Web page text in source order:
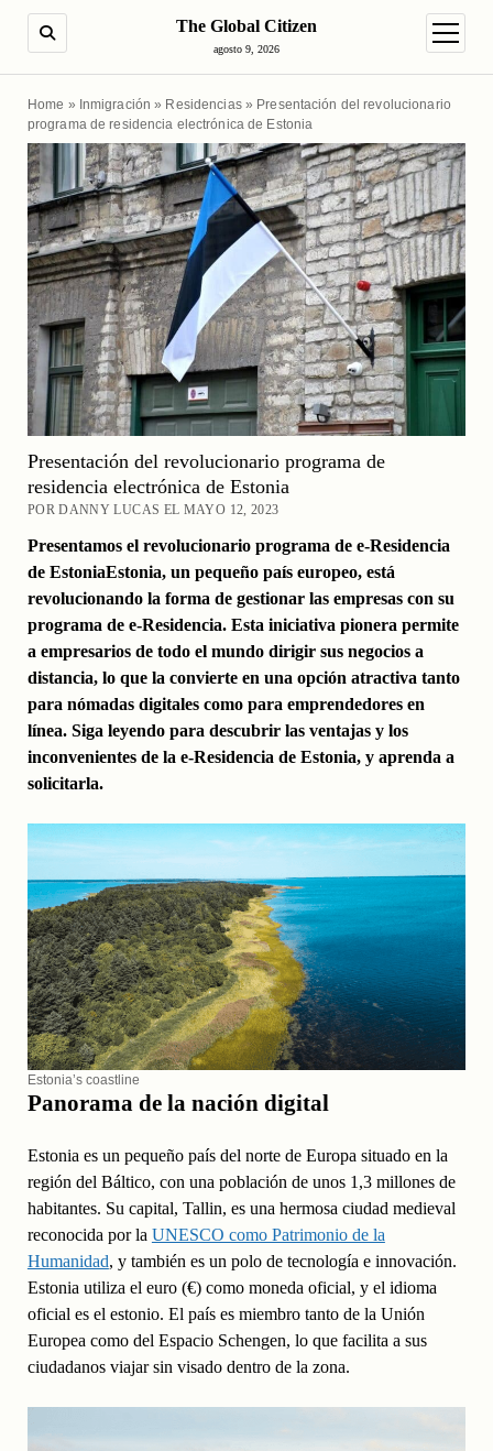
The Global Citizen
agosto 9, 2026
abrir
Home » Inmigración » Residencias » Presentación del revolucionario
programa de residencia electrónica de Estonia
Presentación del revolucionario programa de
residencia electrónica de Estonia
POR DANNY LUCAS EL MAYO 12, 2023
Presentamos el revolucionario programa de e-Residencia
de EstoniaEstonia, un pequeño país europeo, está
revolucionando la forma de gestionar las empresas con su
programa de e-Residencia. Esta iniciativa pionera permite
a empresarios de todo el mundo dirigir sus negocios a
distancia, lo que la convierte en una opción atractiva tanto
para nómadas digitales como para emprendedores en
línea. Siga leyendo para descubrir las ventajas y los
inconvenientes de la e-Residencia de Estonia, y aprenda a
solicitarla.
Estonia’s coastline
Panorama de la nación digital
Estonia es un pequeño país del norte de Europa situado en la
región del Báltico, con una población de unos 1,3 millones de
habitantes. Su capital, Tallin, es una hermosa ciudad medieval
reconocida por la UNESCO como Patrimonio de la
Humanidad, y también es un polo de tecnología e innovación.
Estonia utiliza el euro (€) como moneda oficial, y el idioma
oficial es el estonio. El país es miembro tanto de la Unión
Europea como del Espacio Schengen, lo que facilita a sus
ciudadanos viajar sin visado dentro de la zona.